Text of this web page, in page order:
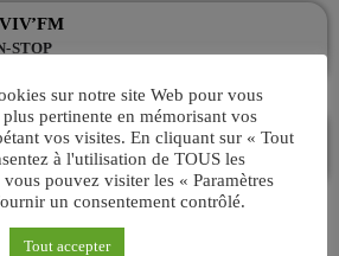
STOP
STOP
sur notre site Web pour vous
pertinente en mémorisant vos
vos visites. En cliquant sur « Tout
à l'utilisation de TOUS les
pouvez visiter les « Paramètres
un consentement contrôlé.
Tout accepter